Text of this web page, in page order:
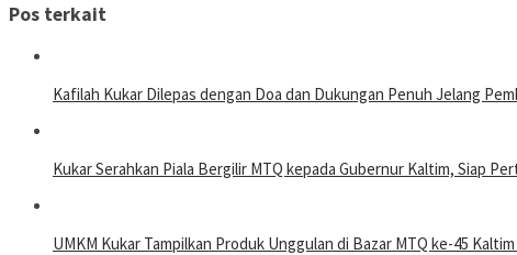
Pos terkait
Kafilah Kukar Dilepas dengan Doa dan Dukungan Penuh Jelang
Kukar Serahkan Piala Bergilir MTQ kepada Gubernur Kaltim, Siap
UMKM Kukar Tampilkan Produk Unggulan di Bazar MTQ ke-45